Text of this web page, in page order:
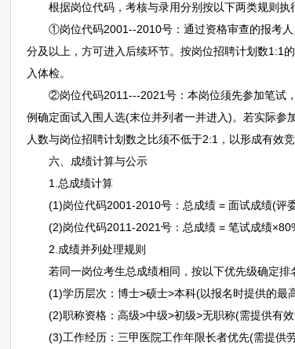
根据岗位代码，考核与录用分别按以下两类规则执
①岗位代码2001--2010号：通过资格审查的报考人
分及以上，方可进入后续环节。按岗位招聘计划数1:1
入体检。
②岗位代码2011---2021号：本岗位须先参加笔试，
例确定面试入围人选(末位并列者一并进入)。若实际参
人数与岗位招聘计划数之比须不低于2:1，以形成有效
六、成绩计算与公示
1.总成绩计算
(1)岗位代码2001-2010号：总成绩 = 面试成绩(评委
(2)岗位代码2011-2021号：总成绩 = 笔试成绩
2.成绩并列处理规则
若同一岗位考生总成绩相同，按以下优先级确定排
(1)学历层次：博士>硕士>本科(以报名时提供的最
(2)职称资格：高级>中级>初级>无职称(需提供有效
(3)工作经历：三甲医院工作年限长者优先(需提供